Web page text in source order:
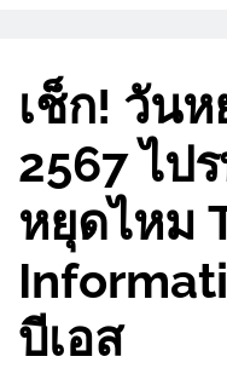
เช็ก! วัน
2567 ไป
หยุดไหม
บีเอส